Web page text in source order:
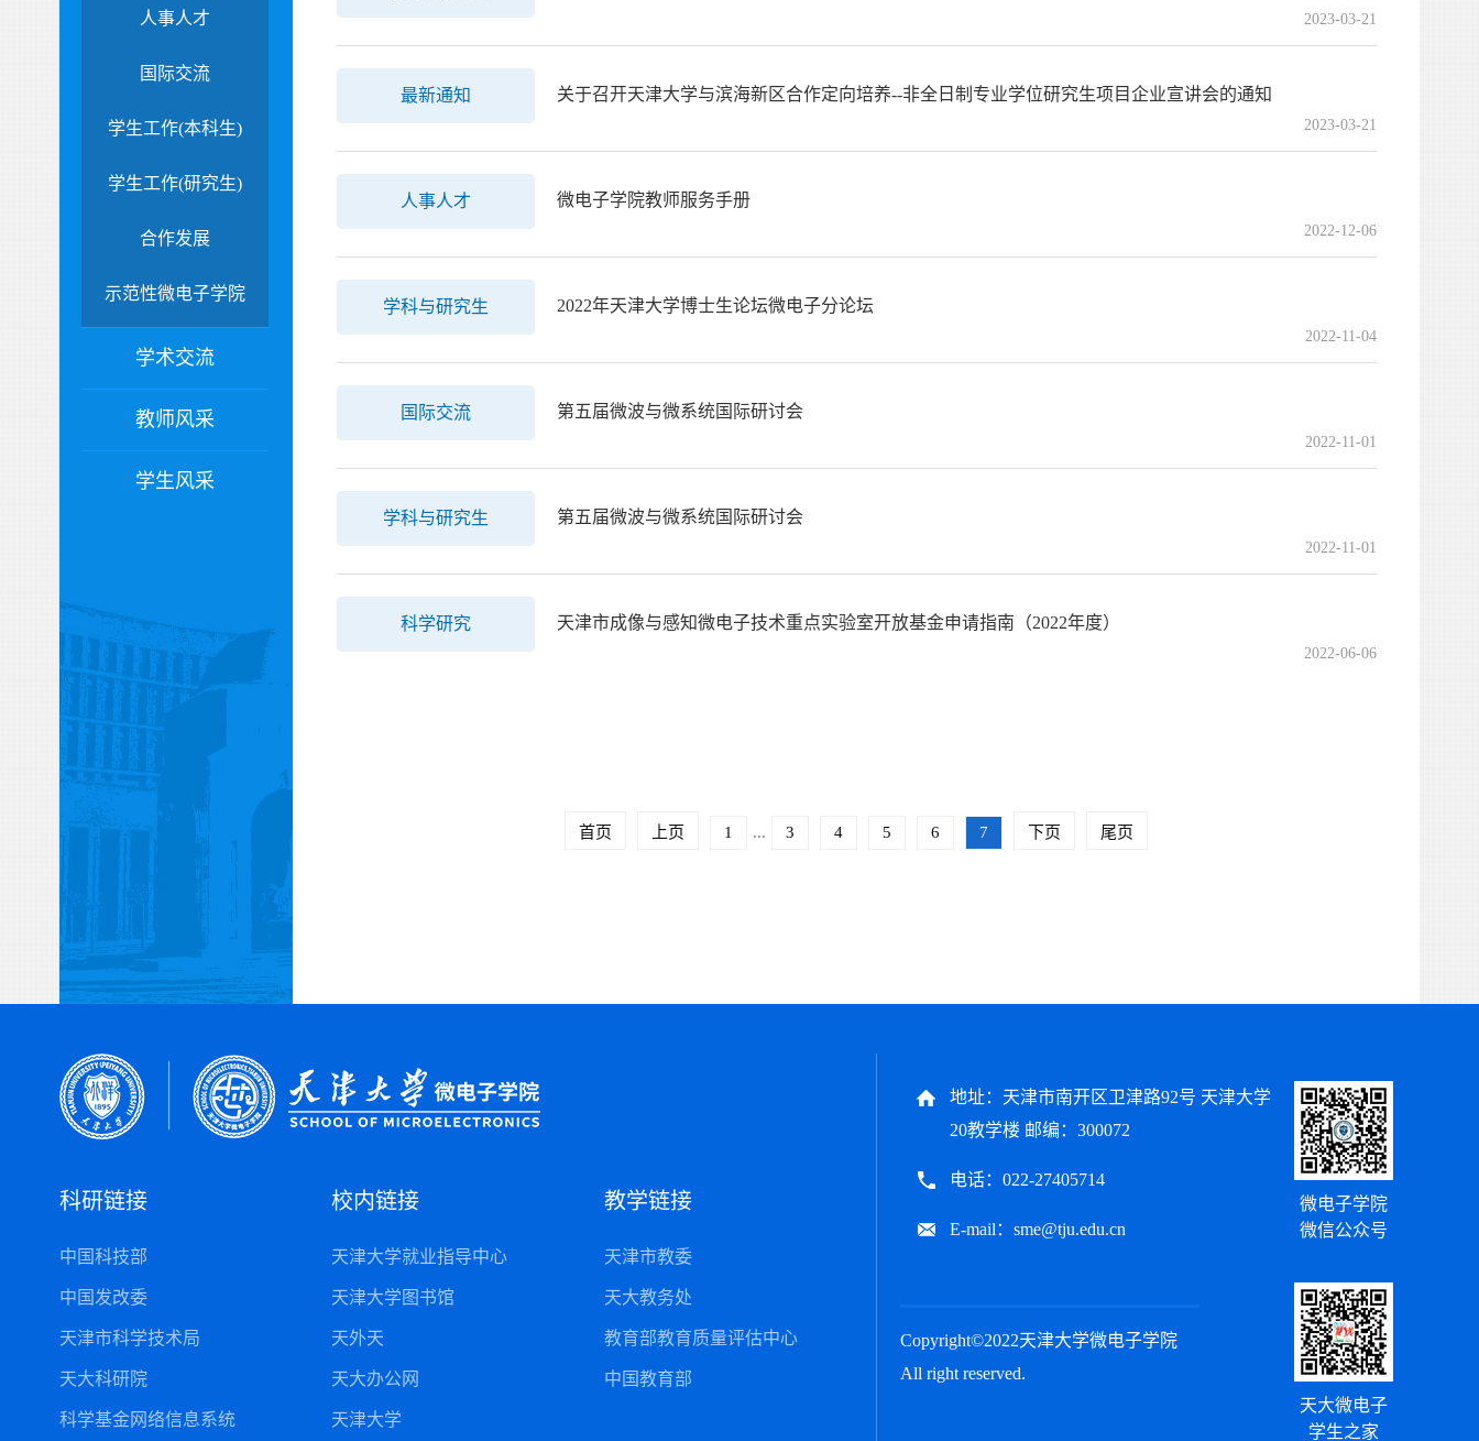
2023-03-21
最新通知 关于召开天津大学与滨海新区合作定向培养--非全日制专业学位研究生项目企业宣讲会的通知
2023-03-21
人事人才 微电子学院教师服务手册
2022-12-06
学科与研究生 2022年天津大学博士生论坛微电子分论坛
2022-11-04
国际交流 第五届微波与微系统国际研讨会
2022-11-01
学科与研究生 第五届微波与微系统国际研讨会
2022-11-01
科学研究 天津市成像与感知微电子技术重点实验室开放基金申请指南（2022年度）
2022-06-06
首页 上页 1 ... 3 4 5 6 7 下页 尾页
人事人才
国际交流
学生工作(本科生)
学生工作(研究生)
合作发展
示范性微电子学院
学术交流
教师风采
学生风采
科研链接
中国科技部
中国发改委
天津市科学技术局
天大科研院
科学基金网络信息系统
校内链接
天津大学就业指导中心
天津大学图书馆
天外天
天大办公网
天津大学
教学链接
天津市教委
天大教务处
教育部教育质量评估中心
中国教育部
地址：天津市南开区卫津路92号 天津大学
20教学楼 邮编：300072
电话：022-27405714
E-mail：sme@tju.edu.cn
微电子学院
微信公众号
天大微电子
学生之家
Copyright©2022天津大学微电子学院
All right reserved.